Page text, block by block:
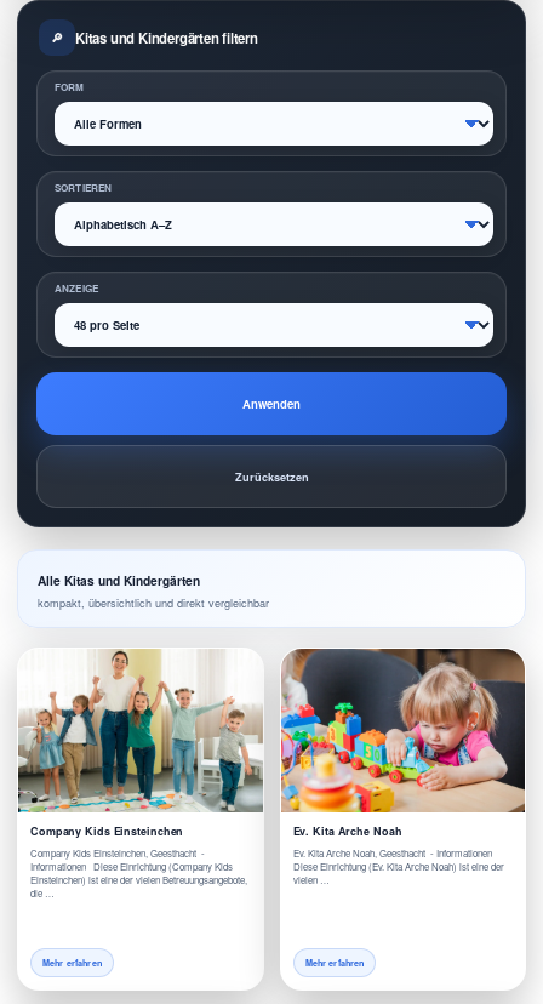
Kitas und Kindergärten filtern
FORM
SORTIEREN
ANZEIGE
Anwenden
Zurücksetzen
Alle Kitas und Kindergärten
kompakt, übersichtlich und direkt vergleichbar
Company Kids Einsteinchen
Company Kids Einsteinchen, Geesthacht -
Informationen Diese Einrichtung (Company Kids
Einsteinchen) ist eine der vielen Betreuungsangebote,
die …
Mehr erfahren
Ev. Kita Arche Noah
Ev. Kita Arche Noah, Geesthacht - Informationen
Diese Einrichtung (Ev. Kita Arche Noah) ist eine der
vielen …
Mehr erfahren